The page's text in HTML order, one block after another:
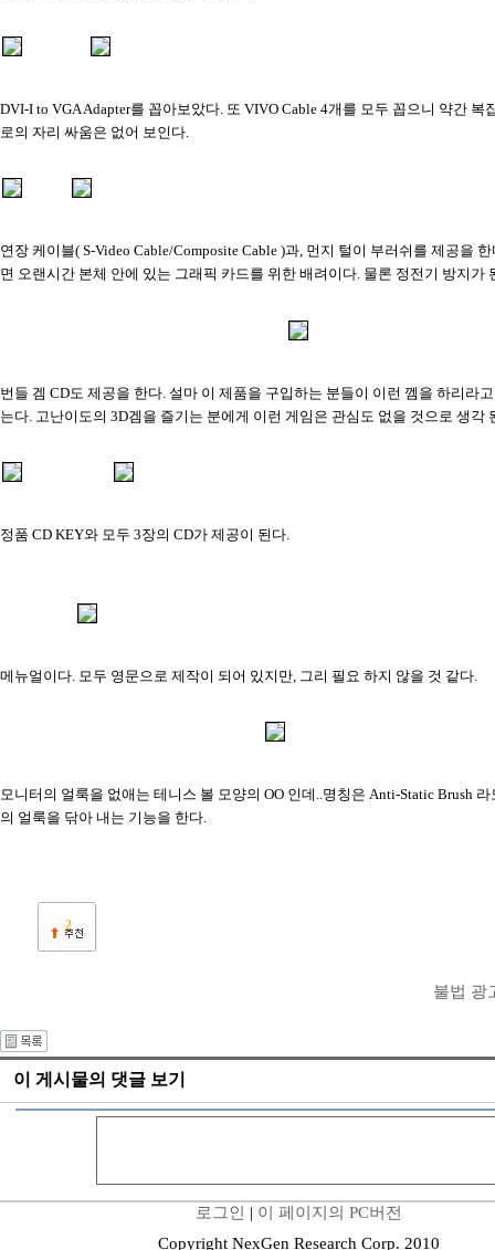
DVI-I to VGA Adapter를 꼽아보았다. 또 VIVO Cable 4개를 모두 꼽으니 약간 복
로의 자리 싸움은 없어 보인다.
연장 케이블( S-Video Cable/Composite Cable )과, 먼지 털이 부러쉬를 제공을
면 오랜시간 본체 안에 있는 그래픽 카드를 위한 배려이다. 물론 정전기 방지가
번들 겜 CD도 제공을 한다. 설마 이 제품을 구입하는 분들이 이런 껨을 하리라
는다. 고난이도의 3D겜을 즐기는 분에게 이런 게임은 관심도 없을 것으로 생각
정품 CD KEY와 모두 3장의 CD가 제공이 된다.
메뉴얼이다. 모두 영문으로 제작이 되어 있지만, 그리 필요 하지 않을 것 같다.
모니터의 얼룩을 없애는 테니스 볼 모양의 OO 인데..명칭은 Anti-Static Brush
의 얼룩을 닦아 내는 기능을 한다.
2
불법 광
이 게시물의 댓글 보기
로그인 | 이 페이지의 PC버전
Copyright NexGen Research Corp. 2010